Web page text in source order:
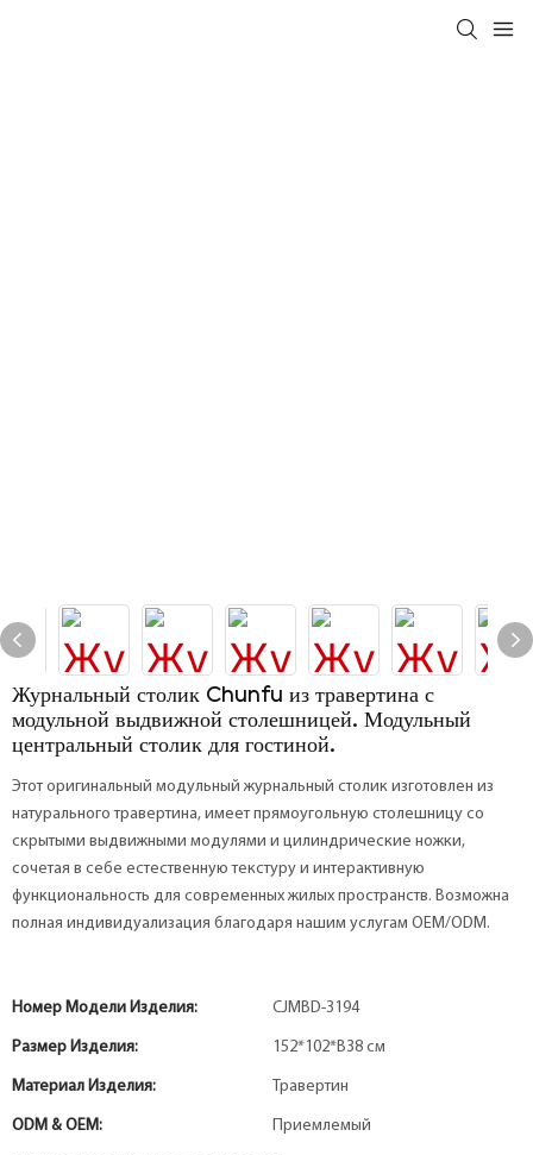
Журнальный столик Chunfu из травертина с
модульной выдвижной столешницей. Модульный
центральный столик для гостиной.
Этот оригинальный модульный журнальный столик изготовлен из
натурального травертина, имеет прямоугольную столешницу со
скрытыми выдвижными модулями и цилиндрические ножки,
сочетая в себе естественную текстуру и интерактивную
функциональность для современных жилых пространств. Возможна
полная индивидуализация благодаря нашим услугам OEM/ODM.
Номер Модели Изделия: CJMBD-3194
Размер Изделия: 152*102*В38 см
Материал Изделия: Травертин
ODM & OEM: Приемлемый